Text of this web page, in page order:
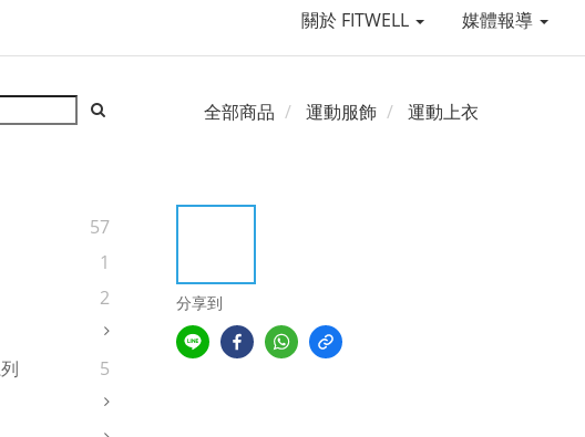
關於 FITWELL 媒體報導
57
1
2
5
全部商品 運動服飾 運動上衣
分享到